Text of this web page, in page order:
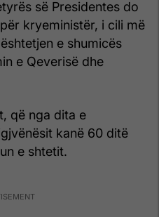
së Presidentes do
kryeministër, i cili më
e shumicës
e Qeverisë dhe
që nga dita e
kanë 60 ditë
e shtetit.